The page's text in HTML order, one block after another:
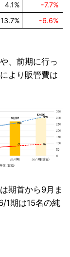
4.1% -7.7%
13.7%
-6.6%
、前期に行っ
より販管費は
期首から9月ま
1期は15名の純